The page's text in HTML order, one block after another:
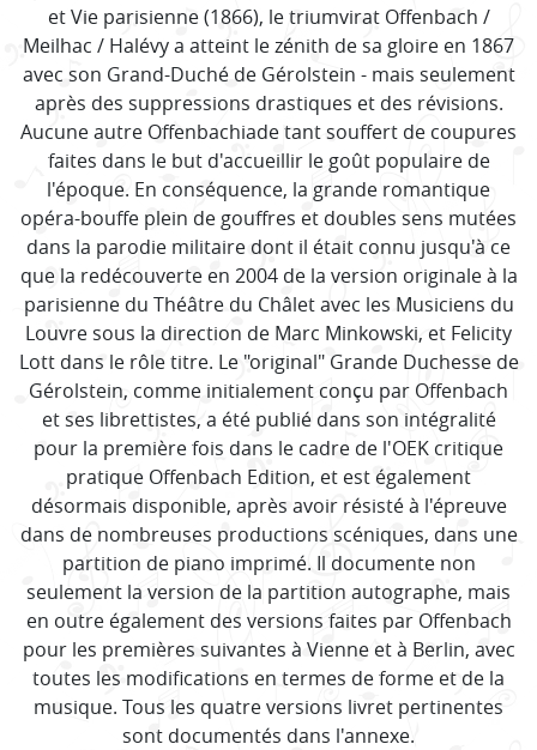
et Vie parisienne (1866), le triumvirat Offenbach /
Meilhac / Halévy a atteint le zénith de sa gloire en 1867
avec son Grand-Duché de Gérolstein - mais seulement
après des suppressions drastiques et des révisions.
Aucune autre Offenbachiade tant souffert de coupures
faites dans le but d'accueillir le goût populaire de
l'époque. En conséquence, la grande romantique
opéra-bouffe plein de gouffres et doubles sens mutées
dans la parodie militaire dont il était connu jusqu'à ce
que la redécouverte en 2004 de la version originale à la
parisienne du Théâtre du Châlet avec les Musiciens du
Louvre sous la direction de Marc Minkowski, et Felicity
Lott dans le rôle titre. Le "original" Grande Duchesse de
Gérolstein, comme initialement conçu par Offenbach
et ses librettistes, a été publié dans son intégralité
pour la première fois dans le cadre de l'OEK critique
pratique Offenbach Edition, et est également
désormais disponible, après avoir résisté à l'épreuve
dans de nombreuses productions scéniques, dans une
partition de piano imprimé. Il documente non
seulement la version de la partition autographe, mais
en outre également des versions faites par Offenbach
pour les premières suivantes à Vienne et à Berlin, avec
toutes les modifications en termes de forme et de la
musique. Tous les quatre versions livret pertinentes
sont documentés dans l'annexe.